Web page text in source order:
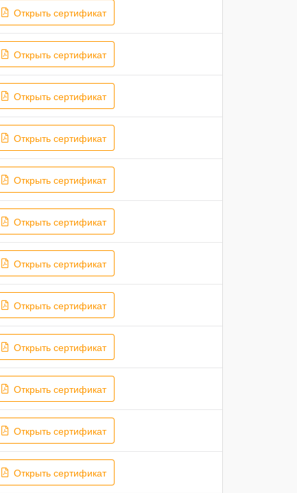
Открыть сертификат
Открыть сертификат
Открыть сертификат
Открыть сертификат
Открыть сертификат
Открыть сертификат
Открыть сертификат
Открыть сертификат
Открыть сертификат
Открыть сертификат
Открыть сертификат
Открыть сертификат